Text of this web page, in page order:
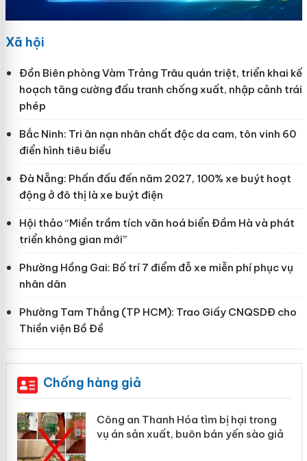
Xã hội
Đồn Biên phòng Vàm Trảng Trâu quán triệt, triển khai kế
hoạch tăng cường đấu tranh chống xuất, nhập cảnh trái
phép
Bắc Ninh: Tri ân nạn nhân chất độc da cam, tôn vinh 60
điển hình tiêu biểu
Đà Nẵng: Phấn đấu đến năm 2027, 100% xe buýt hoạt
động ở đô thị là xe buýt điện
Hội thảo “Miền trầm tích văn hoá biển Đầm Hà và phát
triển không gian mới”
Phường Hồng Gai: Bố trí 7 điểm đỗ xe miễn phí phục vụ
nhân dân
Phường Tam Thắng (TP HCM): Trao Giấy CNQSDĐ cho
Thiền viện Bồ Đề
Chống hàng giả
Công an Thanh Hóa tìm bị hại trong
vụ án sản xuất, buôn bán yến sào giả